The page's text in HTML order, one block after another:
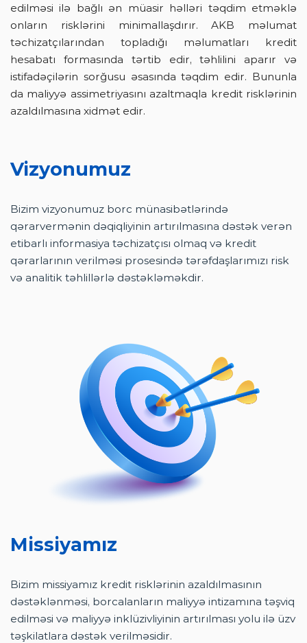
edilməsi ilə bağlı ən müasir həlləri təqdim etməklə
onların risklərini minimallaşdırır. AKB məlumat
təchizatçılarından topladığı məlumatları kredit
hesabatı formasında tərtib edir, təhlilini aparır və
istifadəçilərin sorğusu əsasında təqdim edir. Bununla
da maliyyə assimetriyasını azaltmaqla kredit risklərinin
azaldılmasına xidmət edir.
Vizyonumuz
Bizim vizyonumuz borc münasibətlərində
qərarvermənin dəqiqliyinin artırılmasına dəstək verən
etibarlı informasiya təchizatçısı olmaq və kredit
qərarlarının verilməsi prosesində tərəfdaşlarımızı risk
və analitik təhlillərlə dəstəkləməkdir.
Missiyamız
Bizim missiyamız kredit risklərinin azaldılmasının
dəstəklənməsi, borcalanların maliyyə intizamına təşviq
edilməsi və maliyyə inklüzivliyinin artırılması yolu ilə üzv
təşkilatlara dəstək verilməsidir.